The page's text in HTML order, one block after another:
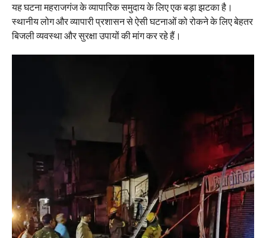
यह घटना महराजगंज के व्यापारिक समुदाय के लिए एक बड़ा झटका है।
स्थानीय लोग और व्यापारी प्रशासन से ऐसी घटनाओं को रोकने के लिए बेहतर
बिजली व्यवस्था और सुरक्षा उपायों की मांग कर रहे हैं।